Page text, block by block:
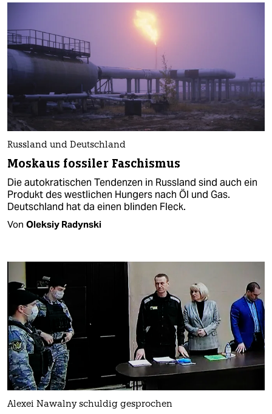
Russland und Deutschland
Moskaus fossiler Faschismus
Die autokratischen Tendenzen in Russland sind auch ein
Produkt des westlichen Hungers nach Öl und Gas.
Deutschland hat da einen blinden Fleck.
Von Oleksiy Radynski
Alexei Nawalny schuldig gesprochen